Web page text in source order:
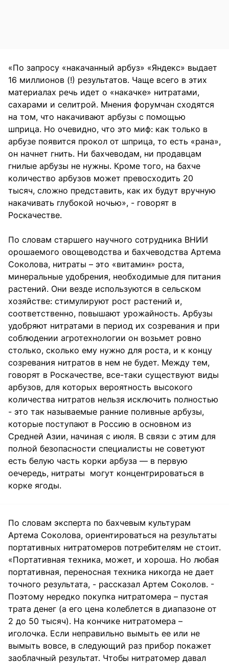
«По запросу «накачанный арбуз» «Яндекс» выдает
16 миллионов (!) результатов. Чаще всего в этих
материалах речь идет о «накачке» нитратами,
сахарами и селитрой. Мнения форумчан сходятся
на том, что накачивают арбузы с помощью
шприца. Но очевидно, что это миф: как только в
арбузе появится прокол от шприца, то есть «рана»,
он начнет гнить. Ни бахчеводам, ни продавцам
гнилые арбузы не нужны. Кроме того, на бахче
количество арбузов может превосходить 20
тысяч, сложно представить, как их будут вручную
накачивать глубокой ночью», - говорят в
Роскачестве.
По словам старшего научного сотрудника ВНИИ
орошаемого овощеводства и бахчеводства Артема
Соколова, нитраты – это «витамин» роста,
минеральные удобрения, необходимые для питания
растений. Они везде используются в сельском
хозяйстве: стимулируют рост растений и,
соответственно, повышают урожайность. Арбузы
удобряют нитратами в период их созревания и при
соблюдении агротехнологии он возьмет ровно
столько, сколько ему нужно для роста, и к концу
созревания нитратов в нем не будет. Между тем,
говорят в Роскачестве, все-таки существуют виды
арбузов, для которых вероятность высокого
количества нитратов нельзя исключить полностью
- это так называемые ранние поливные арбузы,
которые поступают в Россию в основном из
Средней Азии, начиная с июля. В связи с этим для
полной безопасности специалисты не советуют
есть белую часть корки арбуза — в первую
оечередь, нитраты могут концентрироваться в
корке ягоды.
По словам эксперта по бахчевым культурам
Артема Соколова, ориентироваться на результаты
портативных нитратомеров потребителям не стоит.
«Портативная техника, может, и хороша. Но любая
портативная, переносная техника никогда не дает
точного результата, - рассказал Артем Соколов. -
Поэтому нередко покупка нитратомера – пустая
трата денег (а его цена колеблется в диапазоне от
2 до 50 тысяч). На кончике нитратомера –
иголочка. Если неправильно вымыть ее или не
вымыть вовсе, в следующий раз прибор покажет
заоблачный результат. Чтобы нитратомер давал